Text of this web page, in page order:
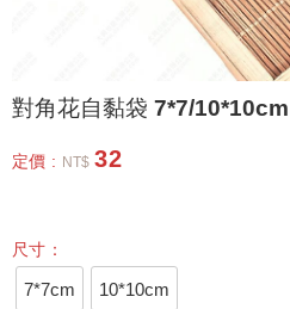
對角花自黏袋 7*7/10*10cm
定價 : NT$ 32
尺寸：
7*7cm 10*10cm